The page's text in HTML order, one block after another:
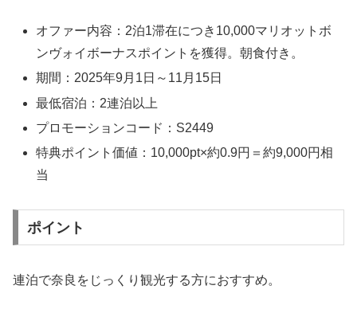
オファー内容：2泊1滞在につき10,000マリオットボ
ンヴォイボーナスポイントを獲得。朝食付き。
期間：2025年9月1日～11月15日
最低宿泊：2連泊以上
プロモーションコード：S2449
特典ポイント価値：10,000pt×約0.9円＝約9,000円相
当
ポイント
連泊で奈良をじっくり観光する方におすすめ。